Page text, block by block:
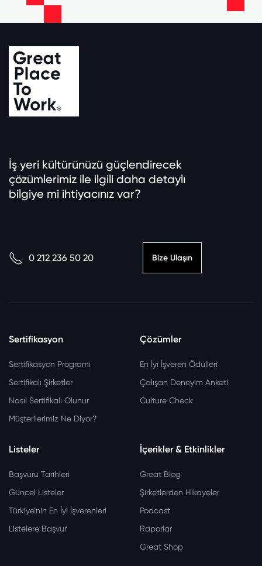
İş yeri kültürünüzü güçlendirecek
çözümlerimiz ile ilgili daha detaylı
bilgiye mi ihtiyacınız var?
0 212 236 50 20 Bize Ulaşın
Sertifikasyon
Sertifikasyon Programı
Sertifikalı Şirketler
Nasıl Sertifikalı Olunur
Müşterilerimiz Ne Diyor?
Çözümler
En İyi İşveren Ödülleri
Çalışan Deneyim Anketi
Culture Check
Listeler
Başvuru Tarihleri
Güncel Listeler
Türkiye’nin En İyi İşverenleri
Listelere Başvur
İçerikler & Etkinlikler
Great Blog
Şirketlerden Hikayeler
Podcast
Raporlar
Great Shop